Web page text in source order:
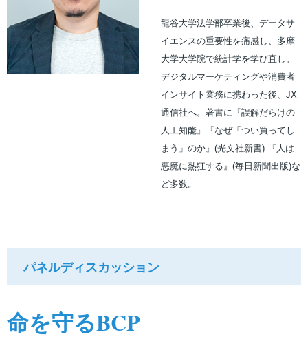
龍谷大学法学部卒業後、データサ
イエンスの重要性を痛感し、多摩
大学大学院で統計学を学び直し。
デジタルマーケティングや消費者
インサイト業務に携わった後、JX
通信社へ。著書に『誤解だらけの
人工知能』『なぜ「つい買ってし
まう」のか』(光文社新書) 『人は
悪魔に熱狂する』(毎日新聞出版)な
ど多数。
パネルディスカッション
命を守るBCP